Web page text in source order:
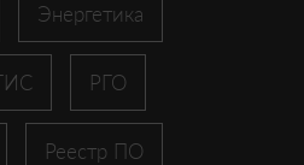
Энергетика
РГО
Реестр ПО